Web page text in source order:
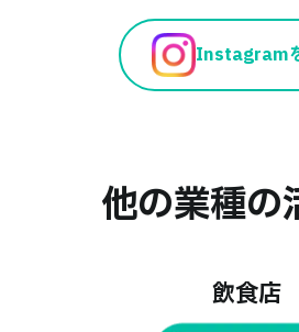
Instagram
他の業種の
飲食店